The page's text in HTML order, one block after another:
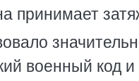
принимает
военный код и